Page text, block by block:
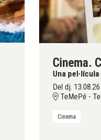
Cinema.
Una
Del dj. 13.08.26
TeMePé -
Cinema